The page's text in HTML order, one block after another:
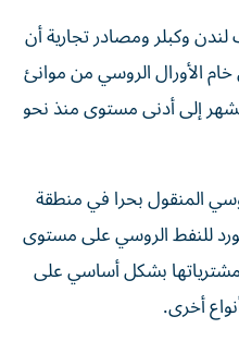
وكبلر ومصادر تجارية أن
الأورال الروسي من موانئ
إلى أدنى مستوى منذ نحو
المنقول بحرا في منطقة
للنفط ‌الروسي على مستوى
مشترياتها بشكل أساسي على
أخرى.